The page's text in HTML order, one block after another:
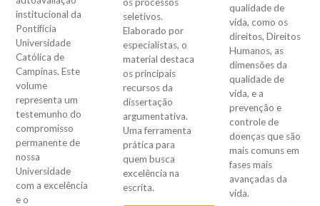
institucional da
Pontifícia
Universidade
Católica de
Campinas. Este
volume
representa um
testemunho do
compromisso
permanente de
nossa
Universidade
com a excelência
e o
seletivos.
Elaborado por
especialistas, o
material destaca
os principais
recursos da
dissertação
argumentativa.
Uma ferramenta
prática para
quem busca
excelência na
escrita.
qualidade de
vida, como os
direitos, Direitos
Humanos, as
dimensões da
qualidade de
vida, e a
prevenção e
controle de
doenças que são
mais comuns em
fases mais
avançadas da
vida.